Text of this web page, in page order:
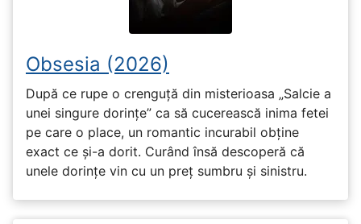
Obsesia (2026)
După ce rupe o crenguță din misterioasa „Salcie a
unei singure dorințe” ca să cucerească inima fetei
pe care o place, un romantic incurabil obține
exact ce și-a dorit. Curând însă descoperă că
unele dorințe vin cu un preț sumbru și sinistru.